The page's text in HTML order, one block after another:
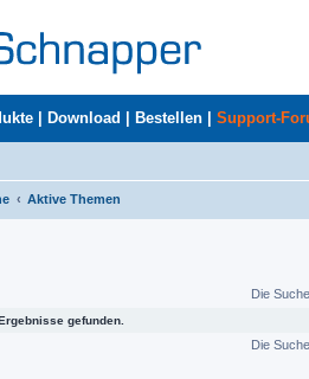
Download Bestellen Support-
Aktive Themen
Die
gefunden.
Die